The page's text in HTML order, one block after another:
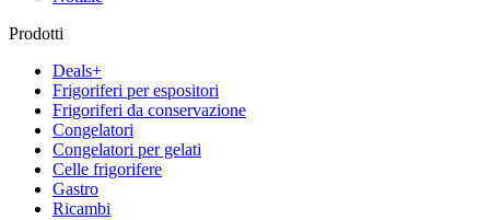
Prodotti
Deals+
Frigoriferi per espositori
Frigoriferi da conservazione
Congelatori
Congelatori per gelati
Celle frigorifere
Gastro
Ricambi